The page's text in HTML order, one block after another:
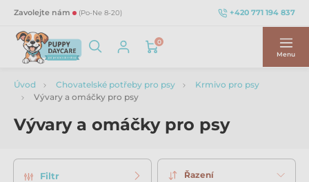
Zavolejte nám (Po-Ne 8-20) +420 771 194 837
0
Menu
Úvod Chovatelské potřeby pro psy
Krmivo pro psy
Vývary a omáčky pro psy
Vývary a omáčky pro psy
Filtr Řazení